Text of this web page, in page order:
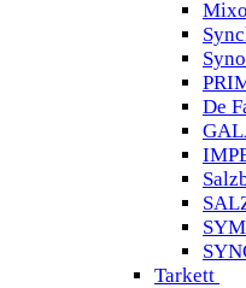
De
Tarkett